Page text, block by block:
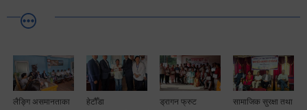
लैङ्गि असमानताका
हेटौँडा
ड्रागन फ्रुट
सामाजिक सुरक्षा तथा